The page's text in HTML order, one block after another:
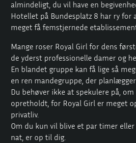
almindeligt, du vil have en
Hotellet på Bundesplatz 8 har ry for
meget få femstjernede
Mange roser Royal Girl for dens
de yderst professionelle damer og
En blandet gruppe kan få lige så
en ren mandegruppe, der
Du behøver ikke at spekulere på,
opretholdt, for Royal Girl er meget
privatliv.
Om du kun vil blive et par timer
nat, er op til dig.